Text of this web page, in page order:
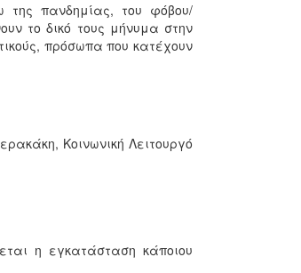
της πανδημίας, του φόβου/
το δικό τους μήνυμα στην
πρόσωπα που κατέχουν
Κοινωνική Λειτουργό
η εγκατάσταση κάποιου